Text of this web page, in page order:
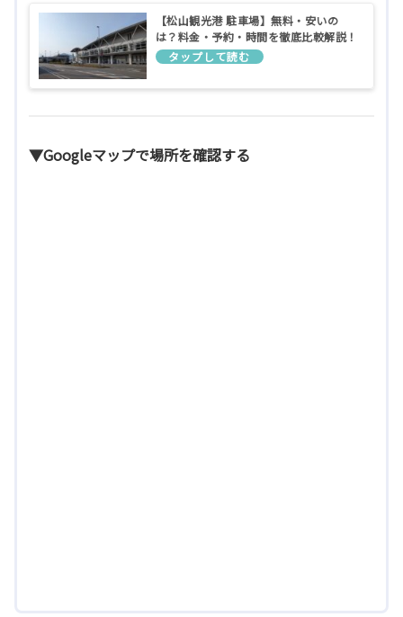
【松山観光港 駐車場】無料・安いの
は？料金・予約・時間を徹底比較解説！
フェリー利用者必見
▼Googleマップで場所を確認する